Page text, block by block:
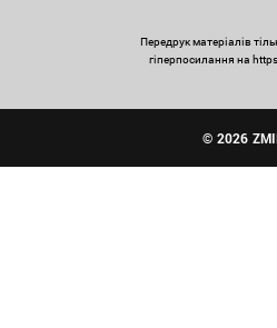
Передрук матеріалів
гіперпосилання на
© 2026